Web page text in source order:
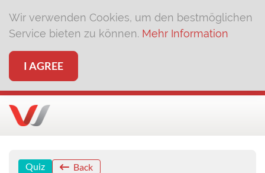
Wir verwenden Cookies, um den bestmöglichen
Service bieten zu können. Mehr Information
I AGREE
Quiz Back